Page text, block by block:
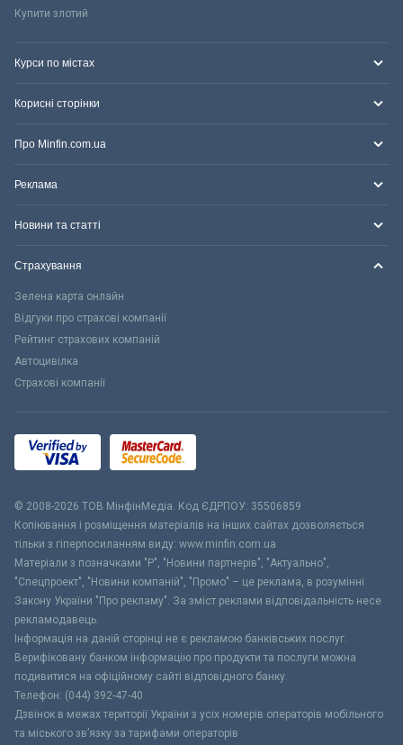
Купити злотий
Курси по містах
Корисні сторінки
Про Minfin.com.ua
Реклама
Новини та статті
Страхування
Зелена карта онлайн
Відгуки про страхові компанії
Рейтинг страхових компаній
Автоцивілка
Страхові компанії
© 2008-2026 ТОВ МiнфiнМедiа. Код ЄДРПОУ: 35506859
Копіювання і розміщення матеріалів на інших сайтах дозволяється
тільки з гіперпосиланням виду: www.minfin.com.ua
Матеріали з позначками "Р", "Новини партнерів", "Актуально",
"Спецпроект", "Новини компаній", "Промо" – це реклама, в розумінні
Закону України "Про рекламу". За зміст реклами відповідальність несе
рекламодавець.
Інформація на даній сторінці не є рекламою банківських послуг.
Верифіковану банком інформацію про продукти та послуги можна
подивитися на офіційному сайті відповідного банку.
Телефон: (044) 392-47-40
Дзвінок в межах території України з усіх номерів операторів мобільного
та міського зв’язку за тарифами операторів